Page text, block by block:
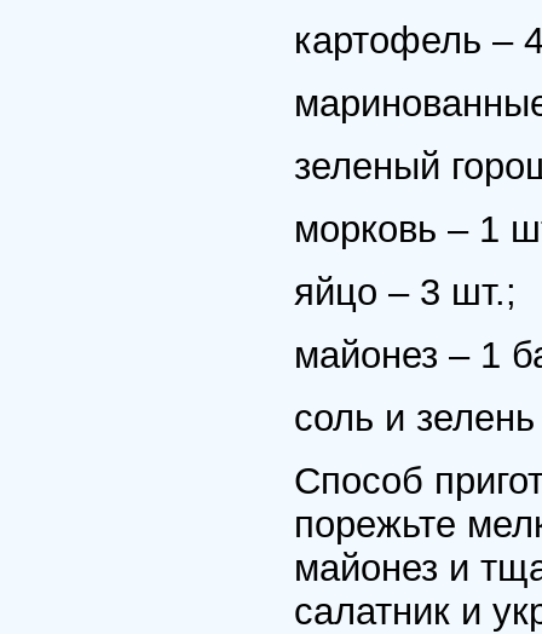
картофель –
зеленый
морковь – 1
яйцо – 3 шт.;
майонез – 1
соль и
Способ
порежьте
майонез и
салатник и